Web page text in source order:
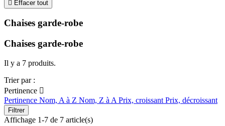
 Effacer tout
Chaises garde-robe
Chaises garde-robe
Il y a 7 produits.
Trier par :
Pertinence 
Pertinence Nom, A à Z Nom, Z à A Prix, croissant Prix, décroissant
Filtrer
Affichage 1-7 de 7 article(s)